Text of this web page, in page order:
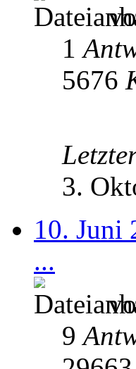
1
5676
3.
10. Juni
...
9